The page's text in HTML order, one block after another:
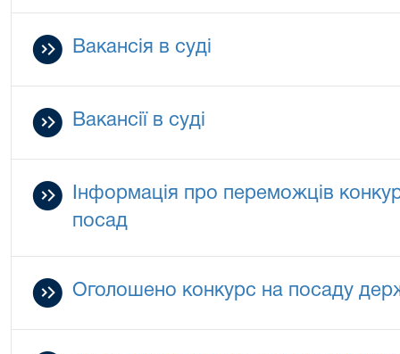
Вакансія в суді
Вакансії в суді
Інформація про переможців
посад
Оголошено конкурс на посаду